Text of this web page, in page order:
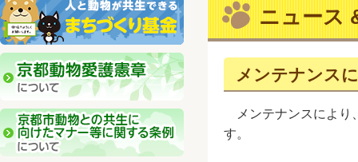
ニュース
メンテナンス
メンテナンスにより
す。